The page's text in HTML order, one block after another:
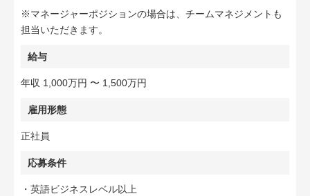
※マネージャーポジションの場合は、チームマネジメントも
担当いただきます。
給与
年収 1,000万円 〜 1,500万円
雇用形態
正社員
応募条件
・英語ビジネスレベル以上